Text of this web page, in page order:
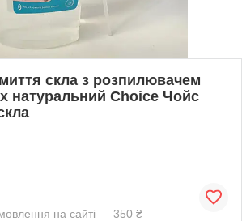
скла з розпилювачем
натуральний Choice Чойс
на сайті — 350 ₴